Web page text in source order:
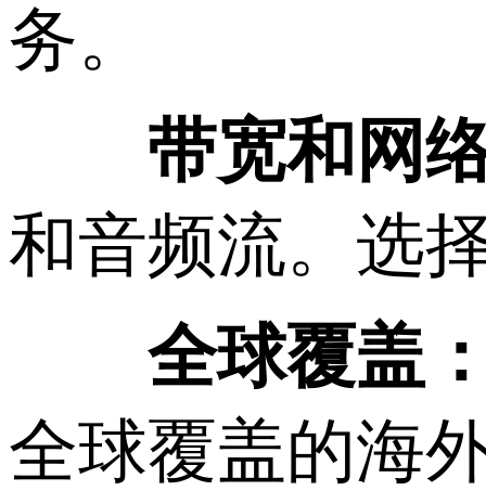
务。
带宽和网
和音频流。选
全球覆盖
全球覆盖的海